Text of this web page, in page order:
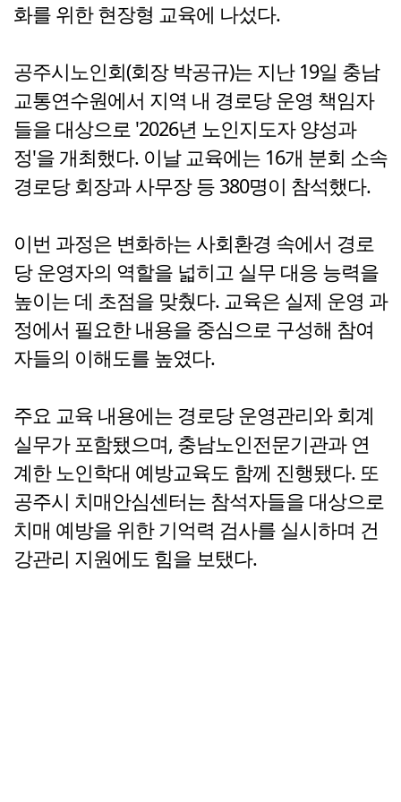
화를 위한 현장형 교육에 나섰다.
공주시노인회(회장 박공규)는 지난 19일 충남
교통연수원에서 지역 내 경로당 운영 책임자
들을 대상으로 '2026년 노인지도자 양성과
정'을 개최했다. 이날 교육에는 16개 분회 소속
경로당 회장과 사무장 등 380명이 참석했다.
이번 과정은 변화하는 사회환경 속에서 경로
당 운영자의 역할을 넓히고 실무 대응 능력을
높이는 데 초점을 맞췄다. 교육은 실제 운영 과
정에서 필요한 내용을 중심으로 구성해 참여
자들의 이해도를 높였다.
주요 교육 내용에는 경로당 운영관리와 회계
실무가 포함됐으며, 충남노인전문기관과 연
계한 노인학대 예방교육도 함께 진행됐다. 또
공주시 치매안심센터는 참석자들을 대상으로
치매 예방을 위한 기억력 검사를 실시하며 건
강관리 지원에도 힘을 보탰다.